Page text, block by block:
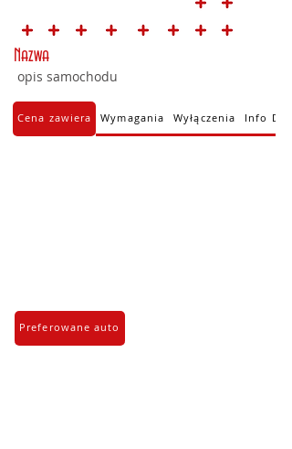
Nazwa
opis samochodu
Cena zawiera Wymagania Wyłączenia Info
Preferowane auto